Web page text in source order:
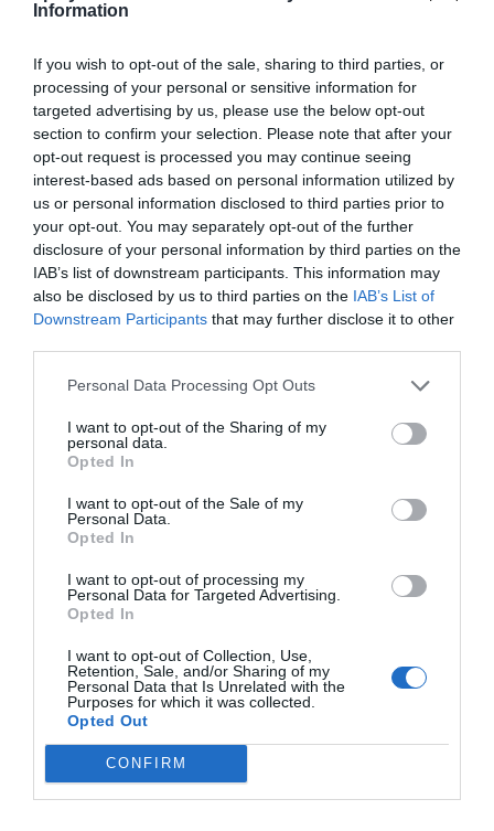
Information
If you wish to opt-out of the sale, sharing to third parties, or
processing of your personal or sensitive information for
targeted advertising by us, please use the below opt-out
section to confirm your selection. Please note that after your
opt-out request is processed you may continue seeing
interest-based ads based on personal information utilized by
us or personal information disclosed to third parties prior to
your opt-out. You may separately opt-out of the further
disclosure of your personal information by third parties on the
IAB’s list of downstream participants. This information may
also be disclosed by us to third parties on the IAB’s List of
Downstream Participants that may further disclose it to other
Personal Data Processing Opt Outs
I want to opt-out of the Sharing of my
personal data.
Opted In
I want to opt-out of the Sale of my
Personal Data.
Opted In
I want to opt-out of processing my
Personal Data for Targeted Advertising.
Opted In
I want to opt-out of Collection, Use,
Retention, Sale, and/or Sharing of my
Personal Data that Is Unrelated with the
Purposes for which it was collected.
Opted Out
CONFIRM
reconstrucción, pues s
“El Barcelona Sports Tech Hub estará abierto a
impulsar y acoger proyectos relacionados con
cualquier ámbito de la actividad física y el deporte,
acentuando tres verticales de especialización basadas
en las fortalezas de la propia idiosincrasia de la ciudad
y en reconocimiento a las características del su sistema
deportivo.
Estas tres vertientes serán: el deporte de alto
rendimiento (deportistas y equipos de alto nivel de
diferentes modalidades y clubes); los deportes
acuáticos y la promoción de la economía azul (donde la
remodelación y el nuevo modelo de gestión del Puerto
tracción), y, la práctica deportiva ciudadana y la ciudad
como escenario del deporte.
económica de las empresas, organizaciones e
instituciones de este sector”
, asegura el consistorio,
que enmarca esta inversión dentro del paquete de
través de los fondos europeos.
de forma gratuita
Mantente informado con las últimas noticias de actualidad.
Compartir